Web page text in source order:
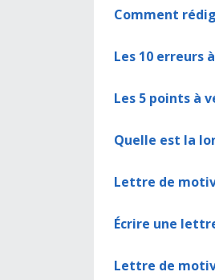
Comment
Les 10 erreurs
Les 5 points à
Quelle est la
Lettre de
Écrire une
Lettre de